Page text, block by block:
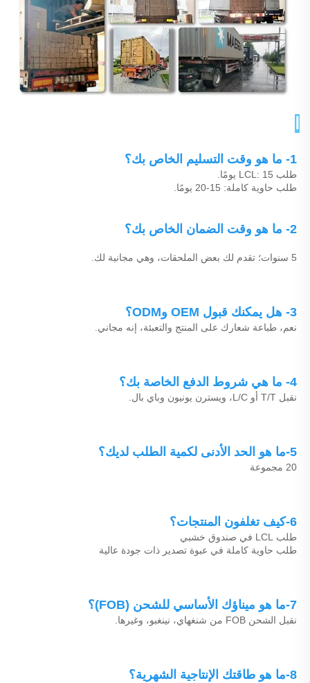
1- ما هو وقت التسليم الخاص بك؟
طلب LCL: 15 يومًا.
طلب حاوية كاملة: 15-20 يومًا.
2- ما هو وقت الضمان الخاص بك؟
5 سنوات؛ تقدم لك بعض الملحقات، وهي مجانية لك.
3- هل يمكنك قبول OEM وODM؟
نعم، طباعة شعارك على المنتج والتعبئة، إنه مجاني.
4- ما هي شروط الدفع الخاصة بك؟
نقبل T/T أو L/C، ويسترن يونيون وباي بال.
5-ما هو الحد الأدنى لكمية الطلب لديك؟
20 مجموعة
6-كيف تغلفون المنتجات؟
طلب LCL في صندوق خشبي
طلب حاوية كاملة في عبوة تصدير ذات جودة عالية
7-ما هو ميناؤك الأساسي للشحن (FOB)؟
نقبل الشحن FOB من شنغهاي، نينغبو، وغيرها.
8-ما هو طاقتك الإنتاجية الشهرية؟